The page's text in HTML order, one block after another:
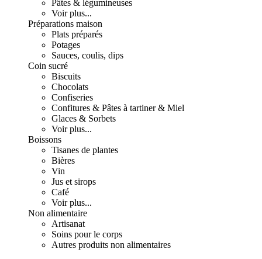
Pâtes & légumineuses
Voir plus...
Préparations maison
Plats préparés
Potages
Sauces, coulis, dips
Coin sucré
Biscuits
Chocolats
Confiseries
Confitures & Pâtes à tartiner & Miel
Glaces & Sorbets
Voir plus...
Boissons
Tisanes de plantes
Bières
Vin
Jus et sirops
Café
Voir plus...
Non alimentaire
Artisanat
Soins pour le corps
Autres produits non alimentaires